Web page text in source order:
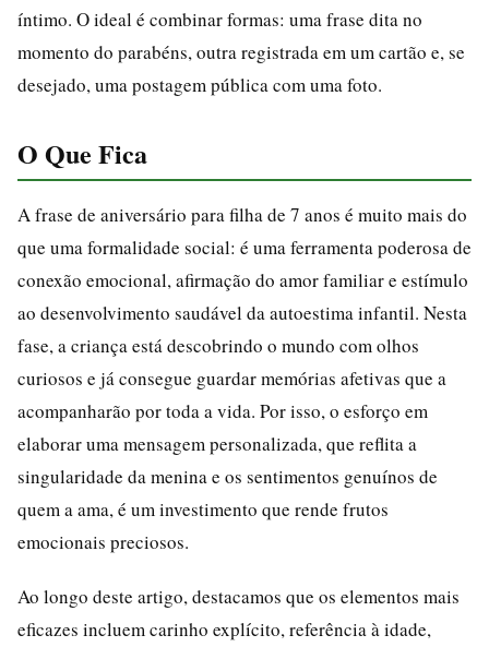
íntimo. O ideal é combinar formas: uma frase dita no
momento do parabéns, outra registrada em um cartão e, se
desejado, uma postagem pública com uma foto.
O Que Fica
A frase de aniversário para filha de 7 anos é muito mais do
que uma formalidade social: é uma ferramenta poderosa de
conexão emocional, afirmação do amor familiar e estímulo
ao desenvolvimento saudável da autoestima infantil. Nesta
fase, a criança está descobrindo o mundo com olhos
curiosos e já consegue guardar memórias afetivas que a
acompanharão por toda a vida. Por isso, o esforço em
elaborar uma mensagem personalizada, que reflita a
singularidade da menina e os sentimentos genuínos de
quem a ama, é um investimento que rende frutos
emocionais preciosos.
Ao longo deste artigo, destacamos que os elementos mais
eficazes incluem carinho explícito, referência à idade,